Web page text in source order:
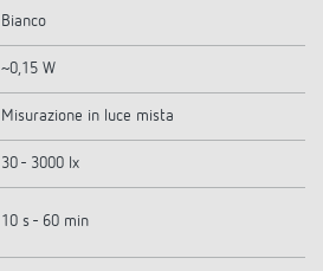
Bianco
~0,15 W
Misurazione in luce mista
30 - 3000 lx
10 s - 60 min